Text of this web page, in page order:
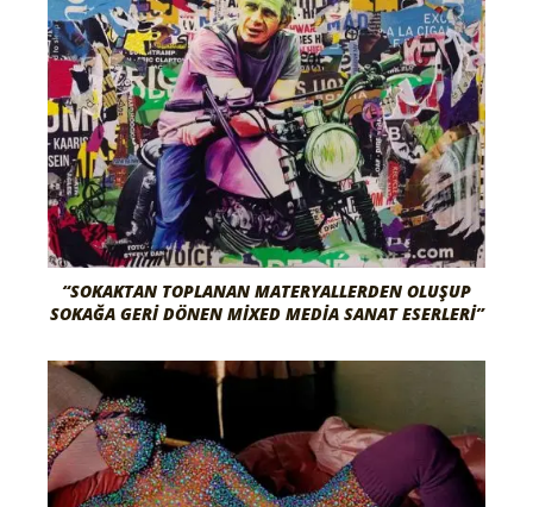
“SOKAKTAN TOPLANAN MATERYALLERDEN OLUŞUP
SOKAĞA GERI DÖNEN MIXED MEDIA SANAT ESERLERI”